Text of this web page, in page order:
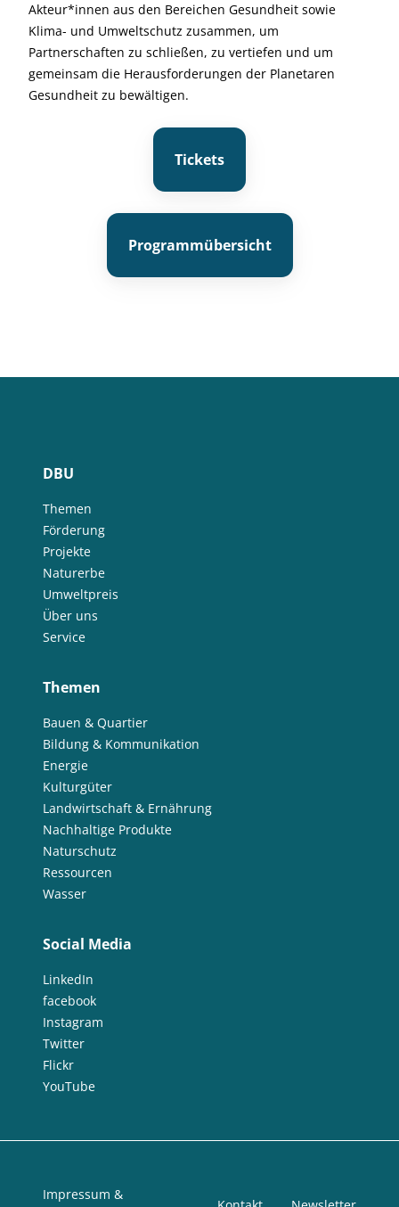
Akteur*innen aus den Bereichen Gesundheit sowie
Klima- und Umweltschutz zusammen, um
Partnerschaften zu schließen, zu vertiefen und um
gemeinsam die Herausforderungen der Planetaren
Gesundheit zu bewältigen.
Tickets
Programmübersicht
DBU
Themen
Förderung
Projekte
Naturerbe
Umweltpreis
Über uns
Service
Themen
Bauen & Quartier
Bildung & Kommunikation
Energie
Kulturgüter
Landwirtschaft & Ernährung
Nachhaltige Produkte
Naturschutz
Ressourcen
Wasser
Social Media
LinkedIn
facebook
Instagram
Twitter
Flickr
YouTube
Impressum &